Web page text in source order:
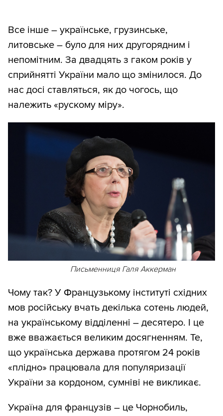
Все інше – українське, грузинське,
литовське – було для них другорядним і
непомітним. За двадцять з гаком років у
сприйнятті України мало що змінилося. До
нас досі ставляться, як до чогось, що
належить «рускому міру».
Письменниця Галя Аккерман
Чому так? У Французькому інституті східних
мов російську вчать декілька сотень людей,
на українському відділенні – десятеро. І це
вже вважається великим досягненням. Те,
що українська держава протягом 24 років
«плідно» працювала для популяризації
України за кордоном, сумніві не викликає.
Україна для французів – це Чорнобиль,